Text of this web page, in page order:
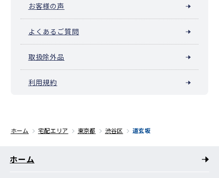
お客様の声
よくあるご質問
取扱除外品
利用規約
ホーム 宅配エリア 東京都 渋谷区 道玄坂
ホーム